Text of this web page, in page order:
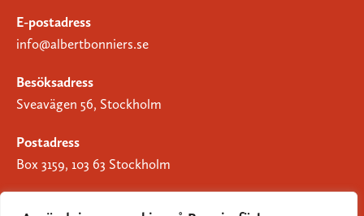
E-postadress
info@albertbonniers.se
Besöksadress
Sveavägen 56, Stockholm
Postadress
Box 3159, 103 63 Stockholm